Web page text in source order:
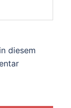
diesem